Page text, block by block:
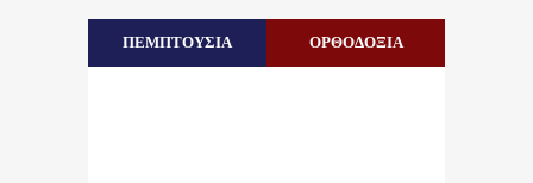
ΠΕΜΠΤΟΥΣΙΑ ΟΡΘΟΔΟΞΙΑ